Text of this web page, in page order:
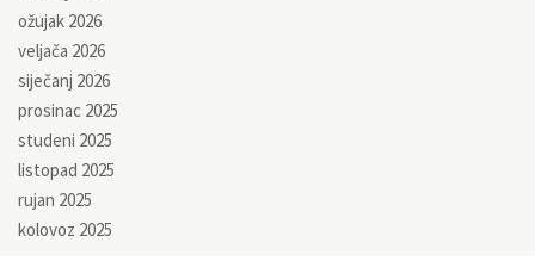
ožujak 2026
veljača 2026
siječanj 2026
prosinac 2025
studeni 2025
listopad 2025
rujan 2025
kolovoz 2025